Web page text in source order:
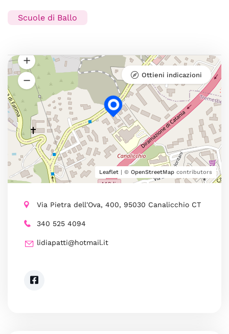
Scuole di Ballo
Leaflet | © OpenStreetMap contributors
Ottieni indicazioni
Via Pietra dell'Ova, 400, 95030 Canalicchio CT
340 525 4094
lidiapatti@hotmail.it